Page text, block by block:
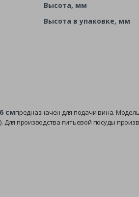
Высота, мм
Высота в упаковке, мм
смпредназначен для подачи вина.
производства питьевой посуды